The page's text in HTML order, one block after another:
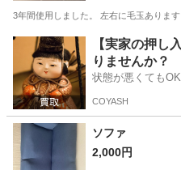
3年間使用しました。 左右に毛玉ありま
宮城 仙台市 ソファ
【実家の押し
りませんか？
状態が悪くても
COYASH
ソファ
2,000円